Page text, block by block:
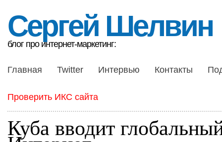
Сергей Шелвин
блог про интернет-маркетинг:
Главная Twitter Интервью Контакты
Проверить ИКС сайта
Куба вводит